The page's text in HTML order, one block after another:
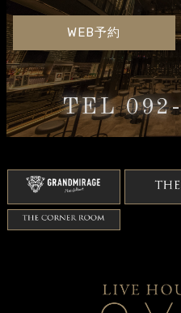
WEB予約
TEL